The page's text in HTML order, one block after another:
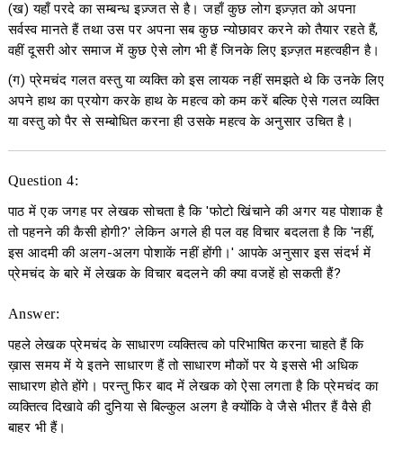
(ख) यहाँ परदे का सम्बन्ध इज़्जत से है। जहाँ कुछ लोग इज़्ज़त को अपना
सर्वस्व मानते हैं तथा उस पर अपना सब कुछ न्योछावर करने को तैयार रहते हैं,
वहीं दूसरी ओर समाज में कुछ ऐसे लोग भी हैं जिनके लिए इज़्ज़त महत्वहीन है।
(ग) प्रेमचंद गलत वस्तु या व्यक्ति को इस लायक नहीं समझते थे कि उनके लिए
अपने हाथ का प्रयोग करके हाथ के महत्व को कम करें बल्कि ऐसे गलत व्यक्ति
या वस्तु को पैर से सम्बोधित करना ही उसके महत्व के अनुसार उचित है।
Question 4:
पाठ में एक जगह पर लेखक सोचता है कि 'फोटो खिंचाने की अगर यह पोशाक है
तो पहनने की कैसी होगी?' लेकिन अगले ही पल वह विचार बदलता है कि 'नहीं,
इस आदमी की अलग-अलग पोशाकें नहीं होंगी।' आपके अनुसार इस संदर्भ में
प्रेमचंद के बारे में लेखक के विचार बदलने की क्या वजहें हो सकती हैं?
Answer:
पहले लेखक प्रेमचंद के साधारण व्यक्तित्व को परिभाषित करना चाहते हैं कि
ख़ास समय में ये इतने साधारण हैं तो साधारण मौकों पर ये इससे भी अधिक
साधारण होते होंगे। परन्तु फिर बाद में लेखक को ऐसा लगता है कि प्रेमचंद का
व्यक्तित्व दिखावे की दुनिया से बिल्कुल अलग है क्योंकि वे जैसे भीतर हैं वैसे ही
बाहर भी हैं।